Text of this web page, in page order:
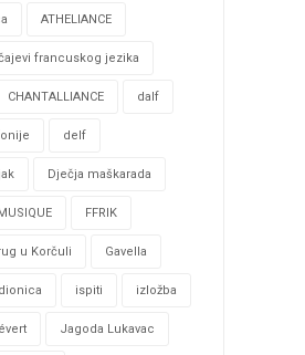
ATHELIANCE
francuskog jezika
CHANTALLIANCE dalf
delf
Dječja maškarada
FFRIK
u Korčuli Gavella
ispiti izložba
Jagoda Lukavac